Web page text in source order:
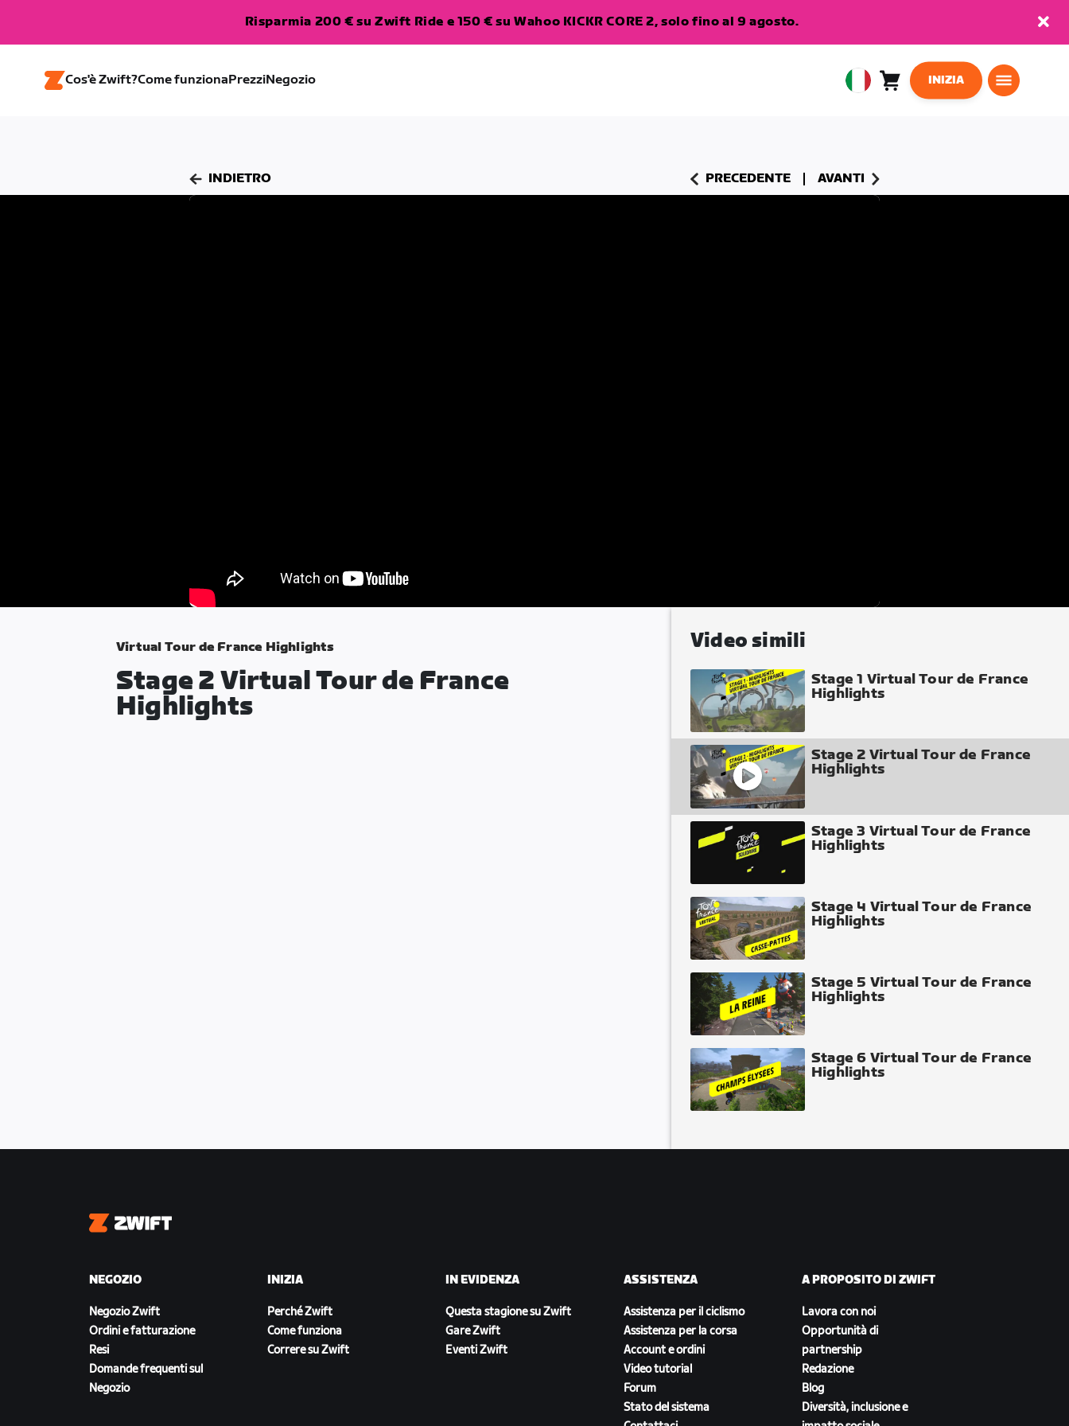
Risparmia 200 € su Zwift Ride e 150 € su Wahoo KICKR CORE 2, solo fino al 9 agosto.
Cos'è Zwift?Come funzionaPrezziNegozio
EuropeanCarrello0
INIZIA
INDIETRO PRECEDENTE AVANTI
Virtual Tour de France Highlights
Stage 2 Virtual Tour de France
Highlights
Video simili
Stage 1 Virtual Tour de France
Highlights
Stage 2 Virtual Tour de France
Highlights
Stage 3 Virtual Tour de France
Highlights
Stage 4 Virtual Tour de France
Highlights
Stage 5 Virtual Tour de France
Highlights
Stage 6 Virtual Tour de France
Highlights
Zwift
NEGOZIO
Negozio Zwift
Ordini e fatturazione
Resi
Domande frequenti sul
Negozio
INIZIA
Perché Zwift
Come funziona
Correre su Zwift
IN EVIDENZA
Questa stagione su Zwift
Gare Zwift
Eventi Zwift
ASSISTENZA
Assistenza per il ciclismo
Assistenza per la corsa
Account e ordini
Video tutorial
Forum
Stato del sistema
A PROPOSITO DI ZWIFT
Lavora con noi
Opportunità di
partnership
Redazione
Blog
Diversità, inclusione e